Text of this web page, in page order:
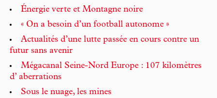
Énergie verte et Montagne noire
« On a besoin d’un football autonome »
Actualités d’une lutte passée en cours contre un
futur sans avenir
Mégacanal Seine-Nord Europe : 107 kilomètres
d’ aberrations
Sous le nuage, les mines